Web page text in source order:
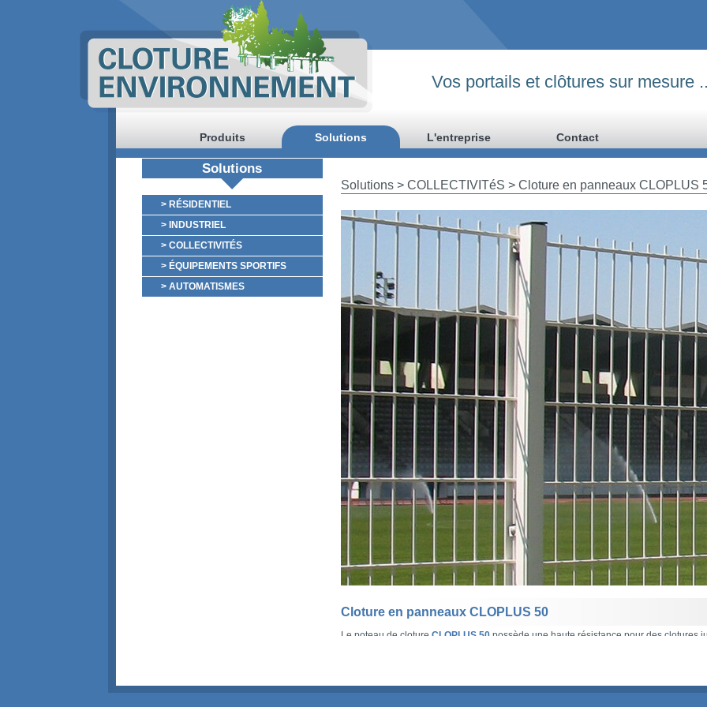
Vos portails et clôtures sur mesure
Produits Solutions L'entreprise Contact
Solutions
> RÉSIDENTIEL
> INDUSTRIEL
> COLLECTIVITÉS
> ÉQUIPEMENTS SPORTIFS
> AUTOMATISMES
Solutions> COLLECTIVITéS > Cloture en panneaux CLOPLUS
Cloture en panneaux CLOPLUS 50
Le poteau de cloture CLOPLUS 50possède une haute résistance pour des clotures
Cloture CLOPLUS 50